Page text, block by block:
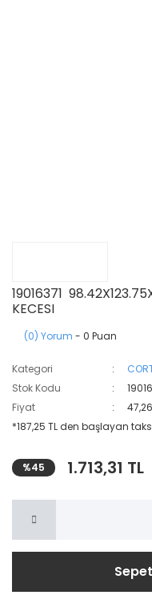
19016371
KECESI
(0) Yorum - 0 Puan
Kategori
Stok Kodu
Fiyat
*187,25 TL den başlayan
%45 1.713,31 TL